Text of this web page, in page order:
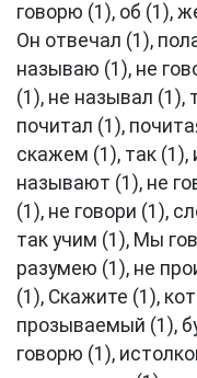
говорю (1), об (1),
Он отвечал (1),
называю (1), не
(1), не называл (1),
почитал (1),
скажем (1), так (1),
называют (1), не
(1), не говори (1),
так учим (1), Мы
разумею (1), не
(1), Скажите (1),
прозываемый (1),
говорю (1),